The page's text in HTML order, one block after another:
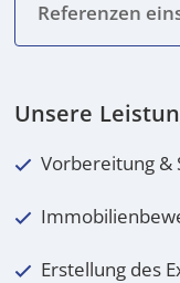
Referenzen
Unsere
Vorbereitung &
Erstellung des